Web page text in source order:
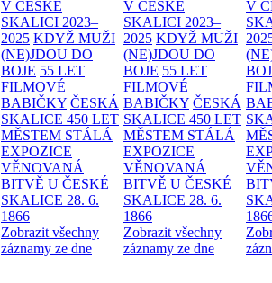
V ČESKÉ
SKALICI 2023–
2025 KDYŽ MUŽI
(NE)JDOU DO
BOJE 55 LET
FILMOVÉ
BABIČKY ČESKÁ
SKALICE 450 LET
MĚSTEM STÁLÁ
EXPOZICE
VĚNOVANÁ
BITVĚ U ČESKÉ
SKALICE 28. 6.
1866
Zobrazit všechny
záznamy ze dne
V ČESKÉ
SKALICI 2023–
2025 KDYŽ MUŽI
(NE)JDOU DO
BOJE 55 LET
FILMOVÉ
BABIČKY ČESKÁ
SKALICE 450 LET
MĚSTEM STÁLÁ
EXPOZICE
VĚNOVANÁ
BITVĚ U ČESKÉ
SKALICE 28. 6.
1866
Zobrazit všechny
záznamy ze dne
V